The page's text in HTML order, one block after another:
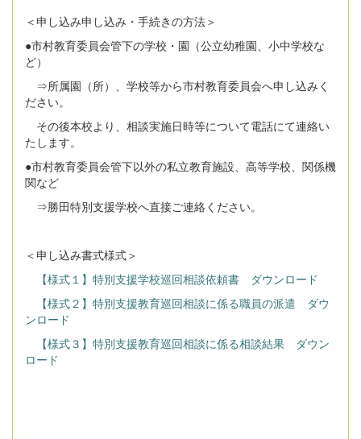
＜申し込み申し込み・手続きの方法＞
●市村教育委員会管下の学校・園（公立幼稚園、小中学校な
ど）
⇒所属園（所）、学校等から市村教育委員会へ申し込みく
ださい。
その後本校より、相談実施日時等について電話にて連絡い
たします。
●市村教育委員会管下以外の私立教育施設、高等学校、関係機
関など
⇒勝田特別支援学校へ直接ご連絡ください。
＜申し込み書式様式＞
【様式１】特別支援学校巡回相談依頼書 ダウンロード
【様式２】特別支援教育巡回相談に係る職員の派遣 ダウ
ンロード
【様式３】特別支援教育巡回相談に係る相談結果 ダウン
ロード